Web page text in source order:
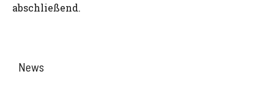
abschließend.
News